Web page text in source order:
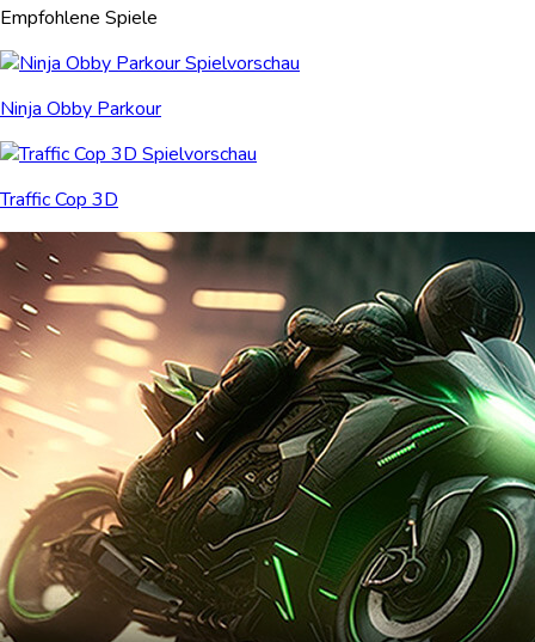
Empfohlene Spiele
Ninja Obby Parkour
Traffic Cop 3D